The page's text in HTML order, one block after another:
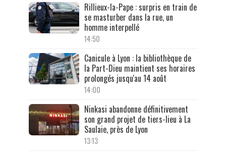
Rillieux-la-Pape : surpris en train de
se masturber dans la rue, un
homme interpellé
14:50
Canicule à Lyon : la bibliothèque de
la Part-Dieu maintient ses horaires
prolongés jusqu'au 14 août
14:00
Ninkasi abandonne définitivement
son grand projet de tiers-lieu à La
Saulaie, près de Lyon
13:13